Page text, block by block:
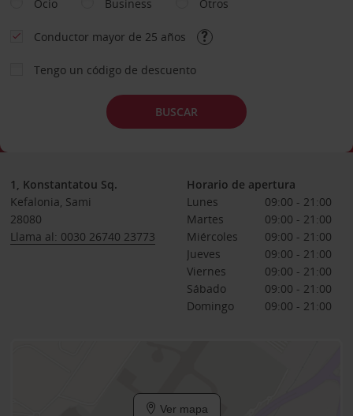
Ocio
Business Otros
Conductor mayor de 25 años
Tengo un código de descuento
BUSCAR
1, Konstantatou Sq.
Kefalonia, Sami
28080
Llama al: 0030 26740 23773
Horario de apertura
Lunes
09:00 - 21:00
Martes
09:00 - 21:00
Miércoles
09:00 - 21:00
Jueves
09:00 - 21:00
Viernes
09:00 - 21:00
Sábado
09:00 - 21:00
Domingo
09:00 - 21:00
Ver mapa